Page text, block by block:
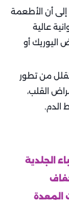
أن الأطعمة
عالية
اليوريك أو
تقلل من تطور
القلب،
الدم.
المعدة